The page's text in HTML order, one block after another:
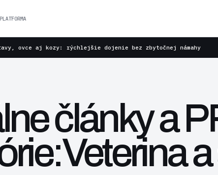
ovce aj kozy: rýchlejšie dojenie bez zbytočnej námahy
články a